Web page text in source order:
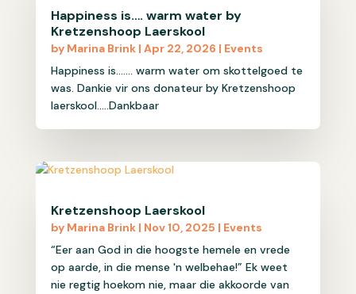
Happiness is…. warm water by
Kretzenshoop Laerskool
by Marina Brink| Apr 22, 2026 | Events
Happiness is....... warm water om skottelgoed te
was. Dankie vir ons donateur by Kretzenshoop
laerskool.....Dankbaar
Kretzenshoop Laerskool
by Marina Brink| Nov 10, 2025 | Events
“Eer aan God in die hoogste hemele en vrede
op aarde, in die mense 'n welbehae!” Ek weet
nie regtig hoekom nie, maar die akkoorde van